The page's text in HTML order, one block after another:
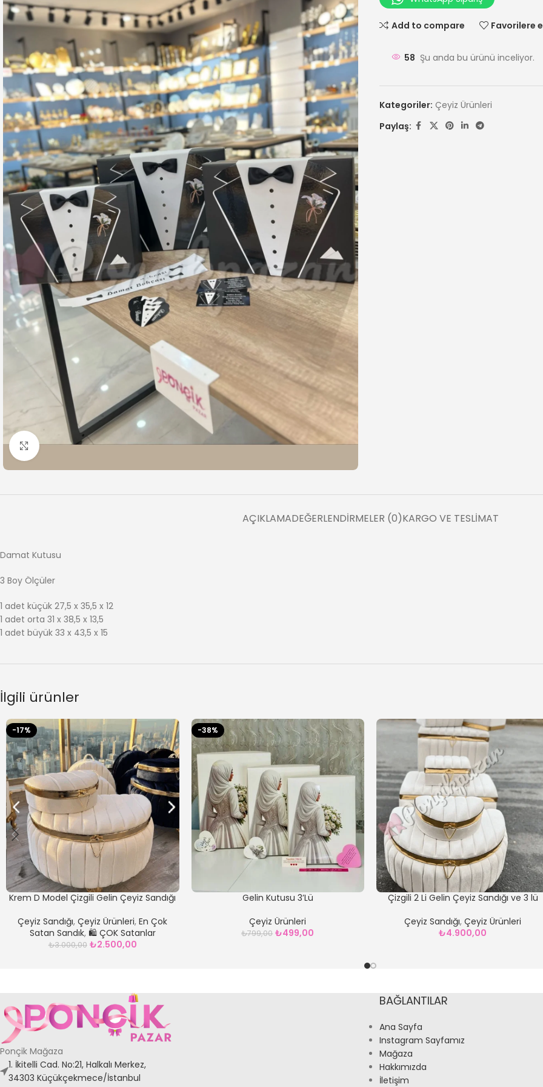
Büyütmek için tıklayın
Add to compare Favorilere
58 Şu anda bu ürünü inceliyor.
Kategoriler: Çeyiz Ürünleri
Paylaş:
AÇIKLAMADEĞERLENDIRMELER (0)KARGO VE TESLIMAT
Damat Kutusu
3 Boy Ölçüler
1 adet küçük 27,5 x 35,5 x 12
1 adet orta 31 x 38,5 x 13,5
1 adet büyük 33 x 43,5 x 15
İlgili ürünler
-17%
Krem D Model Çizgili Gelin Çeyiz Sandığı
Çeyiz Sandığı,Çeyiz Ürünleri,En Çok
Satan Sandık, 🛍️ ÇOK Satanlar
₺3.000,00 ₺2.500,00
-38%
Gelin Kutusu 3’Lü
Çeyiz Ürünleri
₺799,00 ₺499,00
Çizgili 2 Li Gelin Çeyiz Sandığı ve 3 lü
Çeyiz Sandığı,Çeyiz Ürünleri
₺4.900,00
Ponçik Mağaza
1. İkitelli Cad. No:21, Halkalı Merkez,
34303 Küçükçekmece/İstanbul
BAĞLANTILAR
Ana Sayfa
Instagram Sayfamız
Mağaza
Hakkımızda
İletişim